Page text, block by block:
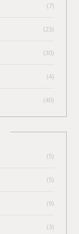
(7)
(23)
(30)
(4)
(40)
(5)
(5)
(9)
(3)